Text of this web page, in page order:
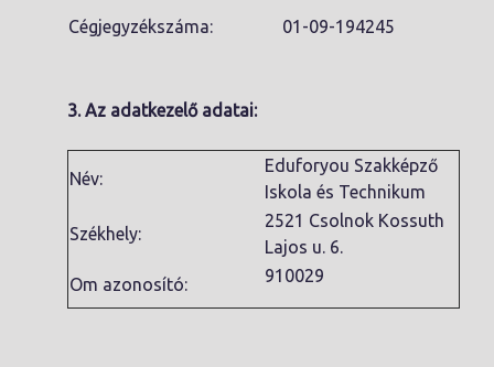
Cégjegyzékszáma:
01-09-194245
3. Az adatkezelő adatai:
Név:
Eduforyou Szakképző
Iskola és Technikum
Székhely:
2521 Csolnok Kossuth
Lajos u. 6.
Om azonosító:
910029